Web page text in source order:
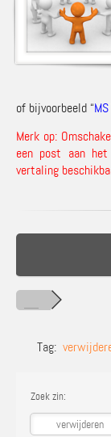
of bijvoorbeeld “
Merk op:
een post aan
vertaling
Tag:
Zoek zin: